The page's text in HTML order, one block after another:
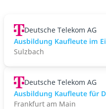
Deutsche Telekom AG
Ausbildung Kaufleute im
Sulzbach
Deutsche Telekom AG
Ausbildung Kaufleute für
Frankfurt am Main